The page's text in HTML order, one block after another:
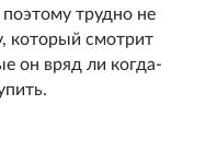
трудно не
который смотрит
он вряд ли когда-